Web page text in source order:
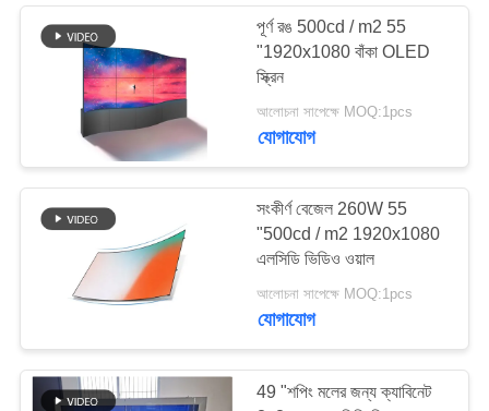
উদ্ধৃতির
জন্য
সাইট
ম্যাপ
PRIVACY
POLICY
বিনামূল্যে স্থায়ী ডিজিটাল
সিগনেজ
ওয়াল মাউন্ট করা ডিজিটাল
পূর্ণ রঙ 500cd / m2 55
"1920x1080 বাঁকা OLED
স্ক্রিন
আলোচনা সাপেক্ষে MOQ:1pcs
যোগাযোগ
সংকীর্ণ বেজেল 260W 55
"500cd / m2 1920x1080
এলসিডি ভিডিও ওয়াল
আলোচনা সাপেক্ষে MOQ:1pcs
যোগাযোগ
49 "শপিং মলের জন্য ক্যাবিনেট